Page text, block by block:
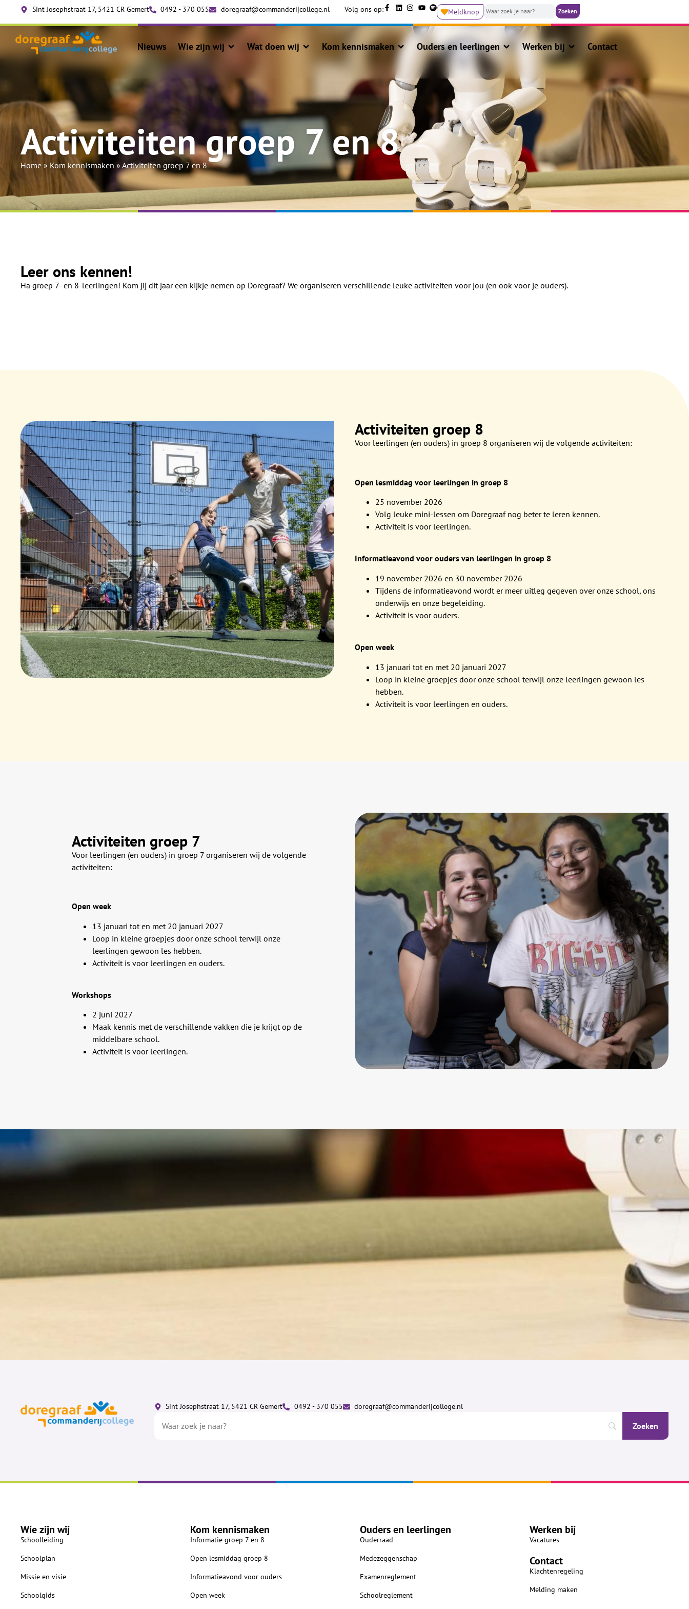
Sint Josephstraat 17, 5421 CR Gemert 0492 - 370 055 doregraaf@commanderijcollege.nl Volg ons op: Meldknop
Nieuws Wie zijn wij Wat doen wij Kom kennismaken Ouders en leerlingen Werken bij Contact
Activiteiten groep 7 en 8
Home » Kom kennismaken » Activiteiten groep 7 en 8
Leer ons kennen!
Ha groep 7- en 8-leerlingen! Kom jij dit jaar een kijkje nemen op Doregraaf? We organiseren verschillende leuke activiteiten voor jou (en ook voor je ouders).
Activiteiten groep 8
Voor leerlingen (en ouders) in groep 8 organiseren wij de volgende activiteiten:
Open lesmiddag voor leerlingen in groep 8
25 november 2026
Volg leuke mini-lessen om Doregraaf nog beter te leren kennen.
Activiteit is voor leerlingen.
Informatieavond voor ouders van leerlingen in groep 8
19 november 2026 en 30 november 2026
Tijdens de informatieavond wordt er meer uitleg gegeven over onze school, ons
onderwijs en onze begeleiding.
Activiteit is voor ouders.
Open week
13 januari tot en met 20 januari 2027
Loop in kleine groepjes door onze school terwijl onze leerlingen gewoon les
hebben.
Activiteit is voor leerlingen en ouders.
Activiteiten groep 7
Voor leerlingen (en ouders) in groep 7 organiseren wij de volgende
activiteiten:
Open week
13 januari tot en met 20 januari 2027
Loop in kleine groepjes door onze school terwijl onze
leerlingen gewoon les hebben.
Activiteit is voor leerlingen en ouders.
Workshops
2 juni 2027
Maak kennis met de verschillende vakken die je krijgt op de
middelbare school.
Activiteit is voor leerlingen.
Sint Josephstraat 17, 5421 CR Gemert 0492 - 370 055 doregraaf@commanderijcollege.nl
Wie zijn wij
Schoolleiding
Schoolplan
Missie en visie
Schoolgids
Kom kennismaken
Informatie groep 7 en 8
Open lesmiddag groep 8
Informatieavond voor ouders
Open week
Ouders en leerlingen
Ouderraad
Medezeggenschap
Examenreglement
Schoolreglement
Werken bij
Vacatures
Contact
Klachtenregeling
Melding maken